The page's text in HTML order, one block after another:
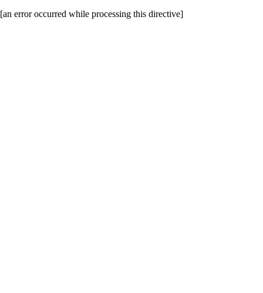
[an error occurred while processing this directive]